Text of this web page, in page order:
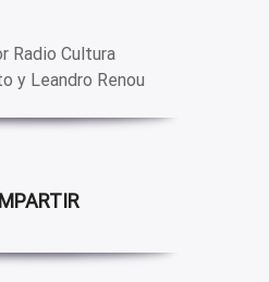
Radio Cultura
y Leandro Renou